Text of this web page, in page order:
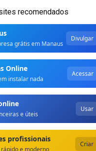
recomendados
grátis em Manaus
Divulgar
Online
instalar nada
Acessar
e úteis
Usar
profissionais
e moderno
Criar